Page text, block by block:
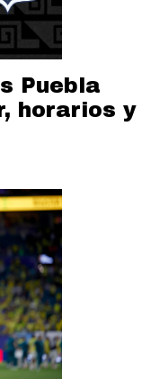
Puebla
horarios y